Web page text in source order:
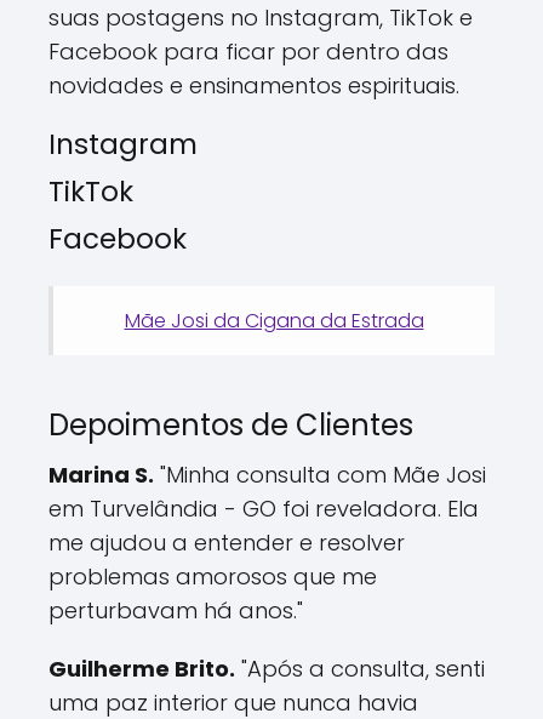
suas postagens no Instagram, TikTok e
Facebook para ficar por dentro das
novidades e ensinamentos espirituais.
Instagram
TikTok
Facebook
Mãe Josi da Cigana da Estrada
Depoimentos de Clientes
Marina S. "Minha consulta com Mãe Josi
em Turvelândia - GO foi reveladora. Ela
me ajudou a entender e resolver
problemas amorosos que me
perturbavam há anos."
Guilherme Brito. "Após a consulta, senti
uma paz interior que nunca havia